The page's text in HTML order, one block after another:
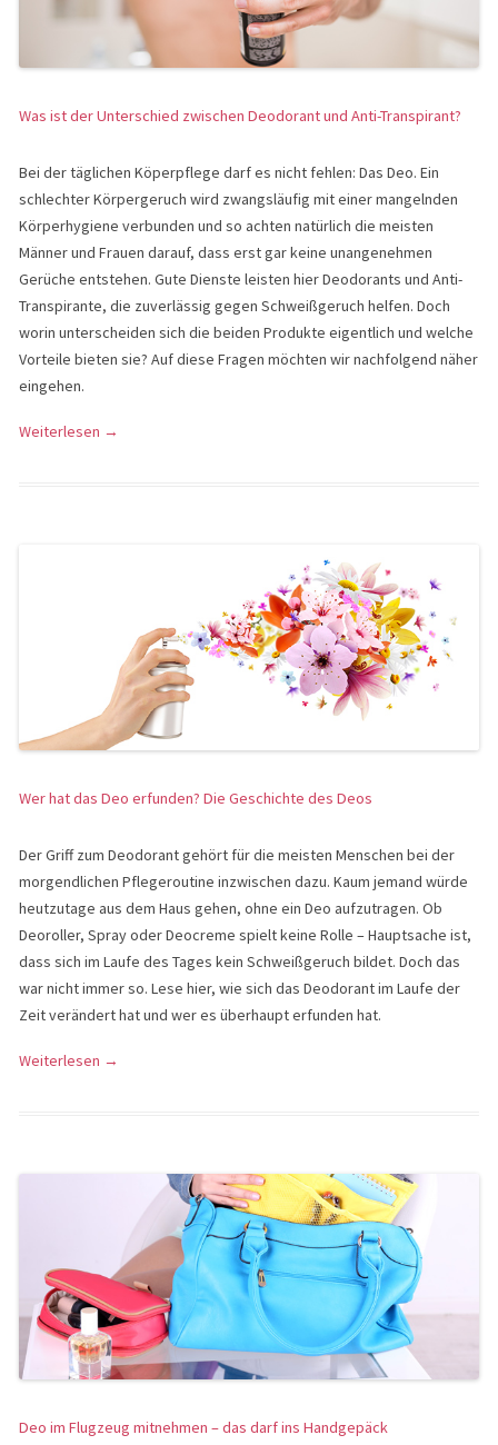
Was ist der Unterschied zwischen Deodorant und Anti-Transpirant?
Bei der täglichen Köperpflege darf es nicht fehlen: Das Deo. Ein
schlechter Körpergeruch wird zwangsläufig mit einer mangelnden
Körperhygiene verbunden und so achten natürlich die meisten
Männer und Frauen darauf, dass erst gar keine unangenehmen
Gerüche entstehen. Gute Dienste leisten hier Deodorants und Anti-
Transpirante, die zuverlässig gegen Schweißgeruch helfen. Doch
worin unterscheiden sich die beiden Produkte eigentlich und welche
Vorteile bieten sie? Auf diese Fragen möchten wir nachfolgend näher
eingehen.
Weiterlesen →
Wer hat das Deo erfunden? Die Geschichte des Deos
Der Griff zum Deodorant gehört für die meisten Menschen bei der
morgendlichen Pflegeroutine inzwischen dazu. Kaum jemand würde
heutzutage aus dem Haus gehen, ohne ein Deo aufzutragen. Ob
Deoroller, Spray oder Deocreme spielt keine Rolle – Hauptsache ist,
dass sich im Laufe des Tages kein Schweißgeruch bildet. Doch das
war nicht immer so. Lese hier, wie sich das Deodorant im Laufe der
Zeit verändert hat und wer es überhaupt erfunden hat.
Weiterlesen →
Deo im Flugzeug mitnehmen – das darf ins Handgepäck